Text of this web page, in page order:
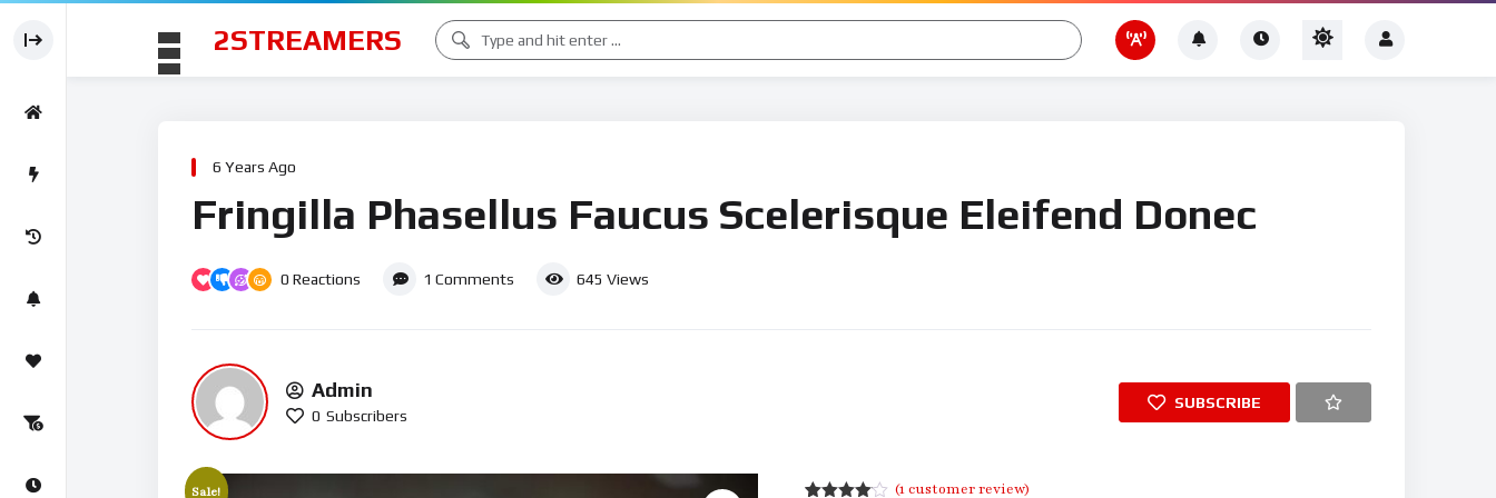
2STREAMERS
6 Years Ago
Fringilla Phasellus Faucus Scelerisque Eleifend Donec
0 Reactions 1 Comments 645 Views
Admin
0 Subscribers
SUBSCRIBE
Sale! (1customer review)